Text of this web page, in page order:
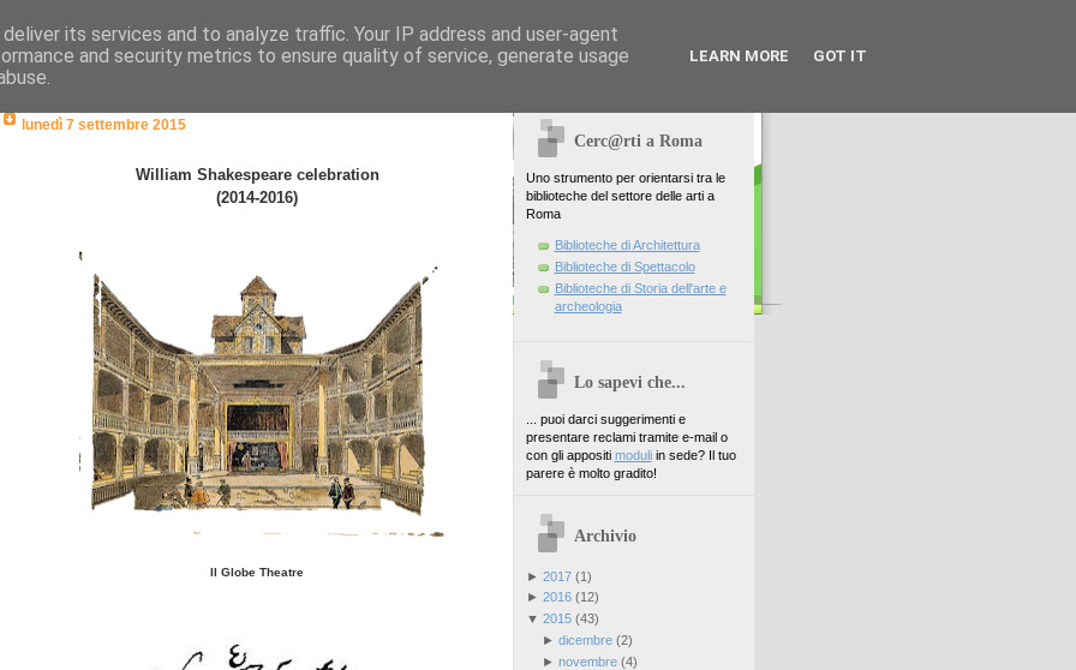
lunedì 7 settembre 2015
William Shakespeare celebration
(2014-2016)
Il Globe Theatre
Cerc@rti a Roma
Uno strumento per orientarsi tra le
biblioteche del settore delle arti a
Roma
Biblioteche di Architettura
Biblioteche di Spettacolo
Biblioteche di Storia dell'arte e
archeologia
Lo sapevi che...
... puoi darci suggerimenti e
presentare reclami tramite e-mail o
con gli appositi moduliin sede? Il tuo
parere è molto gradito!
Archivio
► 2017(1)
► 2016(12)
▼ 2015(43)
► dicembre(2)
► novembre(4)
its services and to analyze traffic. Your IP address and user-agent
and security metrics to ensure quality of service, generate usage
LEARN MORE GOT IT